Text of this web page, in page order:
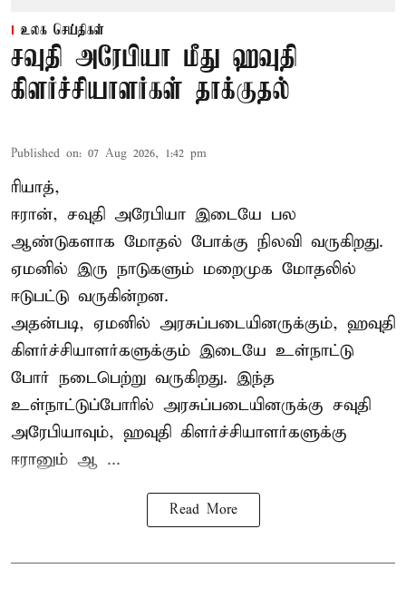
உலக செய்திகள்
சவுதி அரேபியா மீது ஹவுதி
கிளர்ச்சியாளர்கள் தாக்குதல்
Published on: 07 Aug 2026, 1:42 pm
ரியாத்,
ஈரான், சவுதி அரேபியா இடையே பல
ஆண்டுகளாக மோதல் போக்கு நிலவி வருகிறது.
ஏமனில் இரு நாடுகளும் மறைமுக மோதலில்
ஈடுபட்டு வருகின்றன.
அதன்படி, ஏமனில் அரசுப்படையினருக்கும், ஹவுதி
கிளர்ச்சியாளர்களுக்கும் இடையே உள்நாட்டு
போர் நடைபெற்று வருகிறது. இந்த
உள்நாட்டுப்போரில் அரசுப்படையினருக்கு சவுதி
அரேபியாவும், ஹவுதி கிளர்ச்சியாளர்களுக்கு
ஈரானும் ஆ ...
Read More